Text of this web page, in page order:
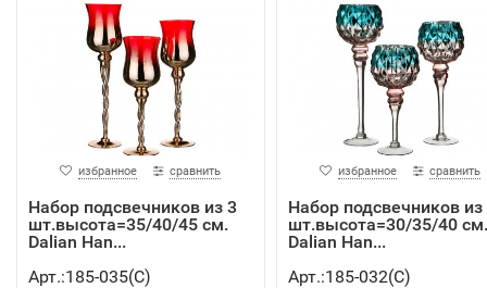
избранное сравнить
Набор подсвечников из 3
шт.высота=35/40/45 см.
Dalian Han...
Арт.:185-035(C)
избранное сравнить
Набор подсвечников из
шт.высота=30/35/40 см.
Dalian Han...
Арт.:185-032(C)